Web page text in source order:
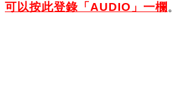
可以按此登錄「AUDIO」一欄 。